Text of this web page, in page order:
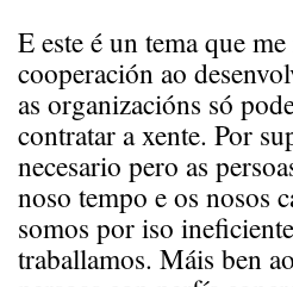
E este é un tema que
cooperación ao
as organizacións só
contratar a xente. Por
necesario pero as
noso tempo e os nosos
somos por iso
traballamos. Máis ben